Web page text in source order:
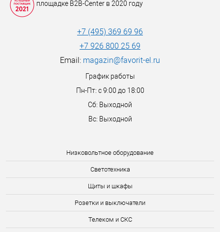
Низковольтное оборудование
Светотехника
Щиты и шкафы
Розетки и выключатели
Телеком и СКС
площадке B2B-Center в 2020 году
+7 (495) 369 69 96
+7 926 800 25 69
Email: magazin@favorit-el.ru
График работы
Пн-Пт: с 9:00 до 18:00
Сб: Выходной
Вс: Выходной